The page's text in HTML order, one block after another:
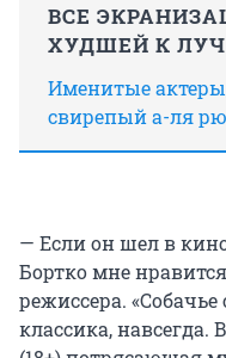
ВСЕ
ХУДШЕЙ К
Именитые
свирепый а-ля
— Если он шел в
Бортко мне
режиссера. «Собачье
классика, навсегда.